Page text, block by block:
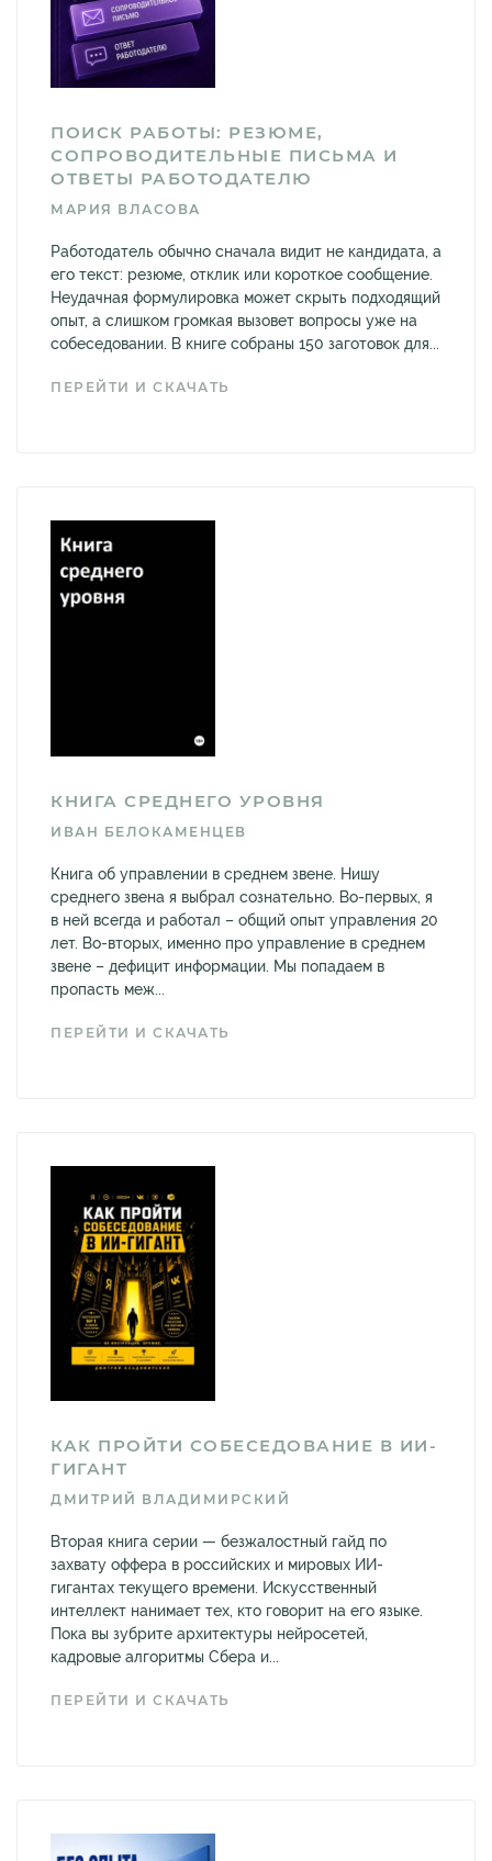
ПОИСК РАБОТЫ: РЕЗЮМЕ,
СОПРОВОДИТЕЛЬНЫЕ ПИСЬМА И
ОТВЕТЫ РАБОТОДАТЕЛЮ
МАРИЯ ВЛАСОВА
Работодатель обычно сначала видит не кандидата, а
его текст: резюме, отклик или короткое сообщение.
Неудачная формулировка может скрыть подходящий
опыт, а слишком громкая вызовет вопросы уже на
собеседовании. В книге собраны 150 заготовок для...
ПЕРЕЙТИ И СКАЧАТЬ
КНИГА СРЕДНЕГО УРОВНЯ
ИВАН БЕЛОКАМЕНЦЕВ
Книга об управлении в среднем звене. Нишу
среднего звена я выбрал сознательно. Во-первых, я
в ней всегда и работал – общий опыт управления 20
лет. Во-вторых, именно про управление в среднем
звене – дефицит информации. Мы попадаем в
пропасть меж...
ПЕРЕЙТИ И СКАЧАТЬ
КАК ПРОЙТИ СОБЕСЕДОВАНИЕ В ИИ-
ГИГАНТ
ДМИТРИЙ ВЛАДИМИРСКИЙ
Вторая книга серии — безжалостный гайд по
захвату оффера в российских и мировых ИИ-
гигантах текущего времени. Искусственный
интеллект нанимает тех, кто говорит на его языке.
Пока вы зубрите архитектуры нейросетей,
кадровые алгоритмы Сбера и...
ПЕРЕЙТИ И СКАЧАТЬ